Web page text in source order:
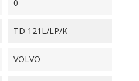
0
TD 121L/LP/K
VOLVO